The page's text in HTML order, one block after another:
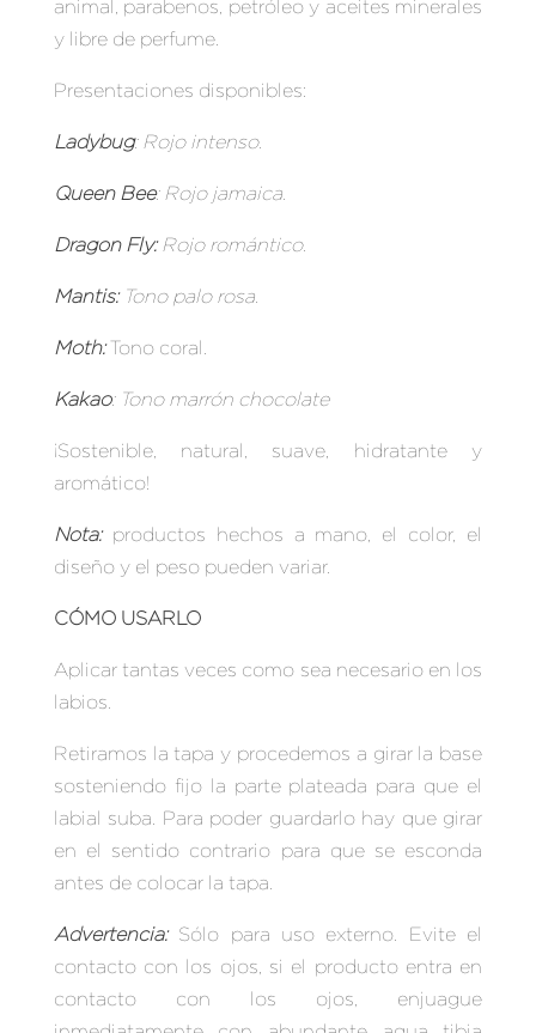
animal, parabenos, petróleo y aceites minerales
y libre de perfume.
Presentaciones disponibles:
Ladybug: Rojo intenso.
Queen Bee: Rojo jamaica.
Dragon Fly: Rojo romántico.
Mantis: Tono palo rosa.
Moth:Tono coral.
Kakao: Tono marrón chocolate
¡Sostenible, natural, suave, hidratante y
aromático!
Nota:productos hechos a mano, el color, el
diseño y el peso pueden variar.
CÓMO USARLO
Aplicar tantas veces como sea necesario en los
labios.
Retiramos la tapa y procedemos a girar la base
sosteniendo fijo la parte plateada para que el
labial suba. Para poder guardarlo hay que girar
en el sentido contrario para que se esconda
antes de colocar la tapa.
Advertencia:Sólo para uso externo. Evite el
contacto con los ojos, si el producto entra en
contacto con los ojos, enjuague